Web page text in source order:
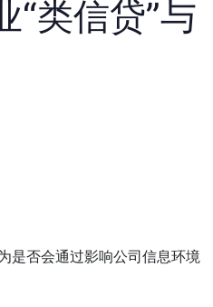
“类信贷”与
是否会通过影响公司信息环境